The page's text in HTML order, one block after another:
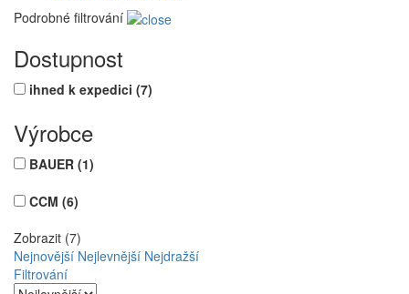
Podrobné filtrování
Dostupnost
ihned k expedici (7)
Výrobce
BAUER (1)
CCM (6)
Zobrazit (7)
Nejnovější Nejlevnější Nejdražší
Filtrování